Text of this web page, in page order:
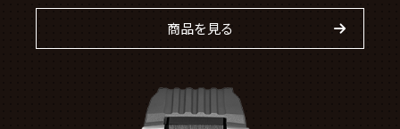
商品を見る